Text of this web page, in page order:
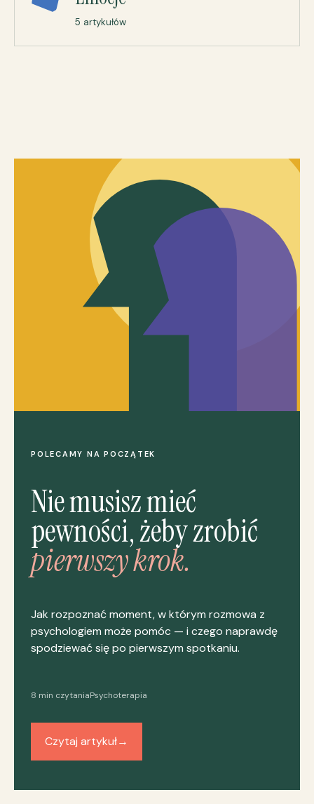
5 artykułów
POLECAMY NA POCZĄTEK
Nie musisz mieć
pewności, żeby zrobić
pierwszy krok.
Jak rozpoznać moment, w którym rozmowa z
psychologiem może pomóc — i czego naprawdę
spodziewać się po pierwszym spotkaniu.
8 min czytaniaPsychoterapia
Czytaj artykuł→